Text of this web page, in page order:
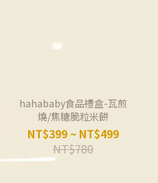
hahababy食品禮盒-瓦煎
燒/焦糖脆粒米餅
NT$399 ~ NT$499
NT$780